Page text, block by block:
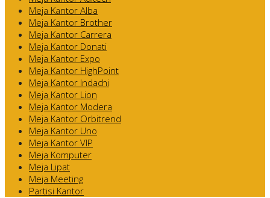
Meja Kantor Alba
Meja Kantor Brother
Meja Kantor Carrera
Meja Kantor Donati
Meja Kantor Expo
Meja Kantor HighPoint
Meja Kantor Indachi
Meja Kantor Lion
Meja Kantor Modera
Meja Kantor Orbitrend
Meja Kantor Uno
Meja Kantor VIP
Meja Komputer
Meja Lipat
Meja Meeting
Partisi Kantor